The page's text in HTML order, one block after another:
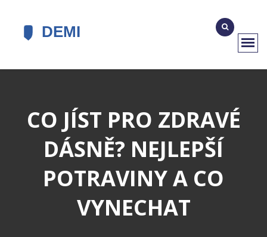
CO JÍST PRO ZDRAVÉ
DÁSNĚ? NEJLEPŠÍ
POTRAVINY A CO
VYNECHAT